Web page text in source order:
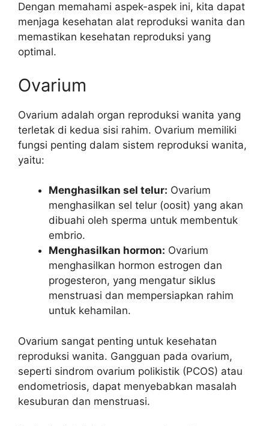
Dengan memahami aspek-aspek ini, kita dapat
menjaga kesehatan alat reproduksi wanita dan
memastikan kesehatan reproduksi yang
optimal.
Ovarium
Ovarium adalah organ reproduksi wanita yang
terletak di kedua sisi rahim. Ovarium memiliki
fungsi penting dalam sistem reproduksi wanita,
yaitu:
Menghasilkan sel telur: Ovarium
menghasilkan sel telur (oosit) yang akan
dibuahi oleh sperma untuk membentuk
embrio.
Menghasilkan hormon: Ovarium
menghasilkan hormon estrogen dan
progesteron, yang mengatur siklus
menstruasi dan mempersiapkan rahim
untuk kehamilan.
Ovarium sangat penting untuk kesehatan
reproduksi wanita. Gangguan pada ovarium,
seperti sindrom ovarium polikistik (PCOS) atau
endometriosis, dapat menyebabkan masalah
kesuburan dan menstruasi.